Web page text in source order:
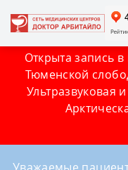
Открыта запись
Тюменской
Ультразвуковая